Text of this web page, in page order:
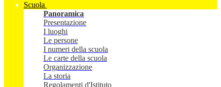
Scuola
Panoramica
Presentazione
I luoghi
Le persone
I numeri della scuola
Le carte della scuola
Organizzazione
La storia
Regolamenti d'Istituto